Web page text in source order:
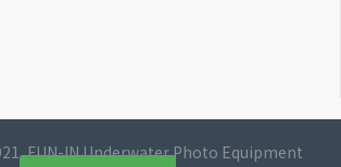
FUN-IN Underwater Photo Equipment